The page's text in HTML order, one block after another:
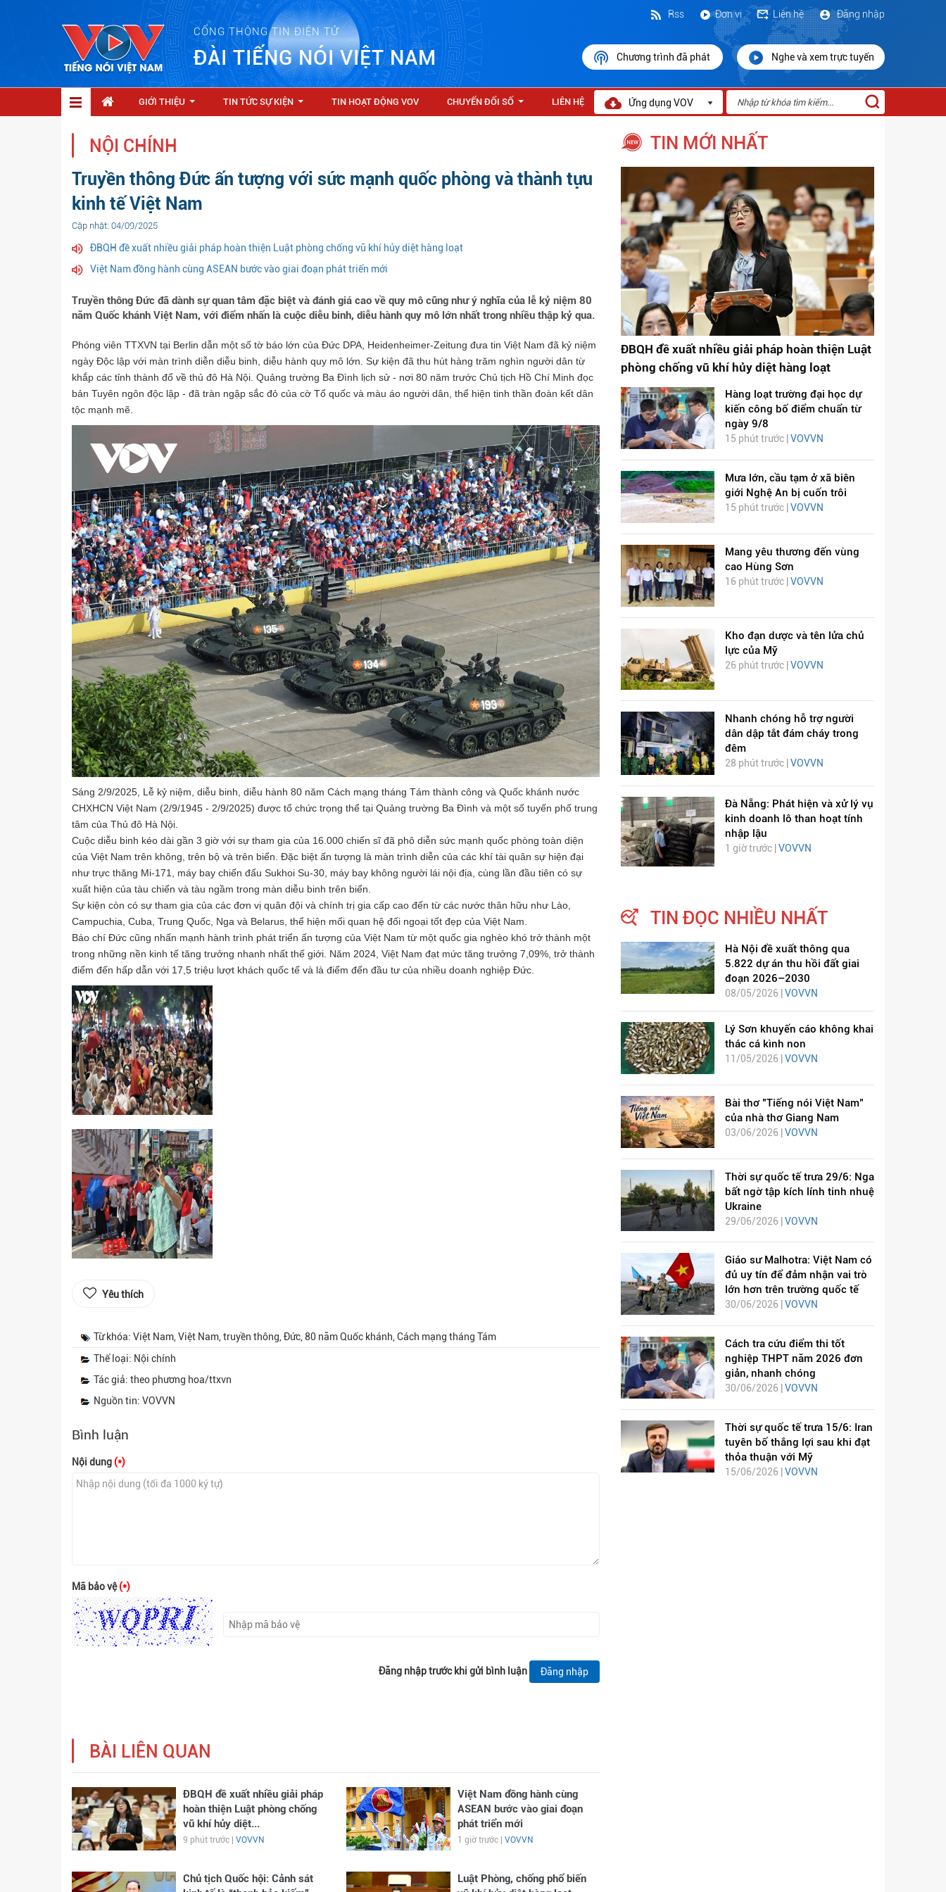
CỔNG THÔNG TIN ĐIỆN TỬ
ĐÀI TIẾNG NÓI VIỆT NAM
Đăng nhập
Liên hệ
Đơn vị
Rss
Chương trình đã phát Nghe và xem trực tuyến
GIỚI THIỆU TIN TỨC SỰ KIỆN TIN HOẠT ĐỘNG VOV CHUYỂN ĐỔI SỐ LIÊN HỆ Ứng dụng VOV
NỘI CHÍNH
Truyền thông Đức ấn tượng với sức mạnh quốc phòng và thành tựu
kinh tế Việt Nam
Cập nhật: 04/09/2025
ĐBQH đề xuất nhiều giải pháp hoàn thiện Luật phòng chống vũ khí hủy diệt hàng loạt
Việt Nam đồng hành cùng ASEAN bước vào giai đoạn phát triển mới
Truyền thông Đức đã dành sự quan tâm đặc biệt và đánh giá cao về quy mô cũng như ý nghĩa của lễ kỷ niệm 80
năm Quốc khánh Việt Nam, với điểm nhấn là cuộc diễu binh, diễu hành quy mô lớn nhất trong nhiều thập kỷ qua.
Phóng viên TTXVN tại Berlin dẫn một số tờ báo lớn của Đức DPA, Heidenheimer-Zeitung đưa tin Việt Nam đã kỷ niệm
ngày Độc lập với màn trình diễn diễu binh, diễu hành quy mô lớn. Sự kiện đã thu hút hàng trăm nghìn người dân từ
khắp các tỉnh thành đổ về thủ đô Hà Nội. Quảng trường Ba Đình lịch sử - nơi 80 năm trước Chủ tịch Hồ Chí Minh đọc
bản Tuyên ngôn độc lập - đã tràn ngập sắc đỏ của cờ Tổ quốc và màu áo người dân, thể hiện tinh thần đoàn kết dân
tộc mạnh mẽ.
Sáng 2/9/2025, Lễ kỷ niệm, diễu binh, diễu hành 80 năm Cách mạng tháng Tám thành công và Quốc khánh nước
CHXHCN Việt Nam (2/9/1945 - 2/9/2025) được tổ chức trọng thể tại Quảng trường Ba Đình và một số tuyến phố trung
tâm của Thủ đô Hà Nội.
Cuộc diễu binh kéo dài gần 3 giờ với sự tham gia của 16.000 chiến sĩ đã phô diễn sức mạnh quốc phòng toàn diện
của Việt Nam trên không, trên bộ và trên biển. Đặc biệt ấn tượng là màn trình diễn của các khí tài quân sự hiện đại
như trực thăng Mi-171, máy bay chiến đấu Sukhoi Su-30, máy bay không người lái nội địa, cùng lần đầu tiên có sự
xuất hiện của tàu chiến và tàu ngầm trong màn diễu binh trên biển.
Sự kiện còn có sự tham gia của các đơn vị quân đội và chính trị gia cấp cao đến từ các nước thân hữu như Lào,
Campuchia, Cuba, Trung Quốc, Nga và Belarus, thể hiện mối quan hệ đối ngoại tốt đẹp của Việt Nam.
Báo chí Đức cũng nhấn mạnh hành trình phát triển ấn tượng của Việt Nam từ một quốc gia nghèo khó trở thành một
trong những nền kinh tế tăng trưởng nhanh nhất thế giới. Năm 2024, Việt Nam đạt mức tăng trưởng 7,09%, trở thành
điểm đến hấp dẫn với 17,5 triệu lượt khách quốc tế và là điểm đến đầu tư của nhiều doanh nghiệp Đức.
Yêu thích
Từ khóa: Việt Nam, Việt Nam, truyền thông, Đức, 80 năm Quốc khánh, Cách mạng tháng Tám
Thể loại: Nội chính
Tác giả: theo phương hoa/ttxvn
Nguồn tin: VOVVN
Bình luận
Nội dung (*)
Mã bảo vệ(*)
Đăng nhập trước khi gửi bình luận Đăng nhập
BÀI LIÊN QUAN
ĐBQH đề xuất nhiều giải pháp
hoàn thiện Luật phòng chống
vũ khí hủy diệt...
9 phút trước | VOVVN
Việt Nam đồng hành cùng
ASEAN bước vào giai đoạn
phát triển mới
1 giờ trước | VOVVN
Chủ tịch Quốc hội: Cảnh sát
Luật Phòng, chống phổ biến
TIN MỚI NHẤT
ĐBQH đề xuất nhiều giải pháp hoàn thiện Luật
phòng chống vũ khí hủy diệt hàng loạt
Hàng loạt trường đại học dự
kiến công bố điểm chuẩn từ
ngày 9/8
15 phút trước | VOVVN
Mưa lớn, cầu tạm ở xã biên
giới Nghệ An bị cuốn trôi
15 phút trước | VOVVN
Mang yêu thương đến vùng
cao Hùng Sơn
16 phút trước | VOVVN
Kho đạn dược và tên lửa chủ
lực của Mỹ
26 phút trước | VOVVN
Nhanh chóng hỗ trợ người
dân dập tắt đám cháy trong
đêm
28 phút trước | VOVVN
Đà Nẵng: Phát hiện và xử lý vụ
kinh doanh lô than hoạt tính
nhập lậu
1 giờ trước | VOVVN
TIN ĐỌC NHIỀU NHẤT
Hà Nội đề xuất thông qua
5.822 dự án thu hồi đất giai
đoạn 2026–2030
08/05/2026 |VOVVN
Lý Sơn khuyến cáo không khai
thác cá kình non
11/05/2026 |VOVVN
Bài thơ "Tiếng nói Việt Nam"
của nhà thơ Giang Nam
03/06/2026 | VOVVN
Thời sự quốc tế trưa 29/6: Nga
bất ngờ tập kích lính tinh nhuệ
Ukraine
29/06/2026 | VOVVN
Giáo sư Malhotra: Việt Nam có
đủ uy tín để đảm nhận vai trò
lớn hơn trên trường quốc tế
30/06/2026 |VOVVN
Cách tra cứu điểm thi tốt
nghiệp THPT năm 2026 đơn
giản, nhanh chóng
30/06/2026 | VOVVN
Thời sự quốc tế trưa 15/6: Iran
tuyên bố thắng lợi sau khi đạt
thỏa thuận với Mỹ
15/06/2026 | VOVVN